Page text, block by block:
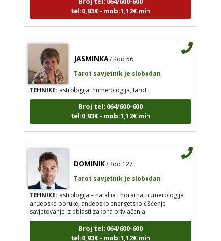
tel:0,93€ - mob:1,12€ min
TEHNIKE:astrologija, numerologija, tarot
Broj tel: 064/600-600
tel:0,93€ - mob:1,12€ min
TEHNIKE:astrologija – natalna i horarna, numerologija,
anđeoske poruke, anđeosko energetsko čišćenje
savjetovanje iz oblasti zakona privlačenja
Broj tel: 064/600-600
tel:0,93€ - mob:1,12€ min